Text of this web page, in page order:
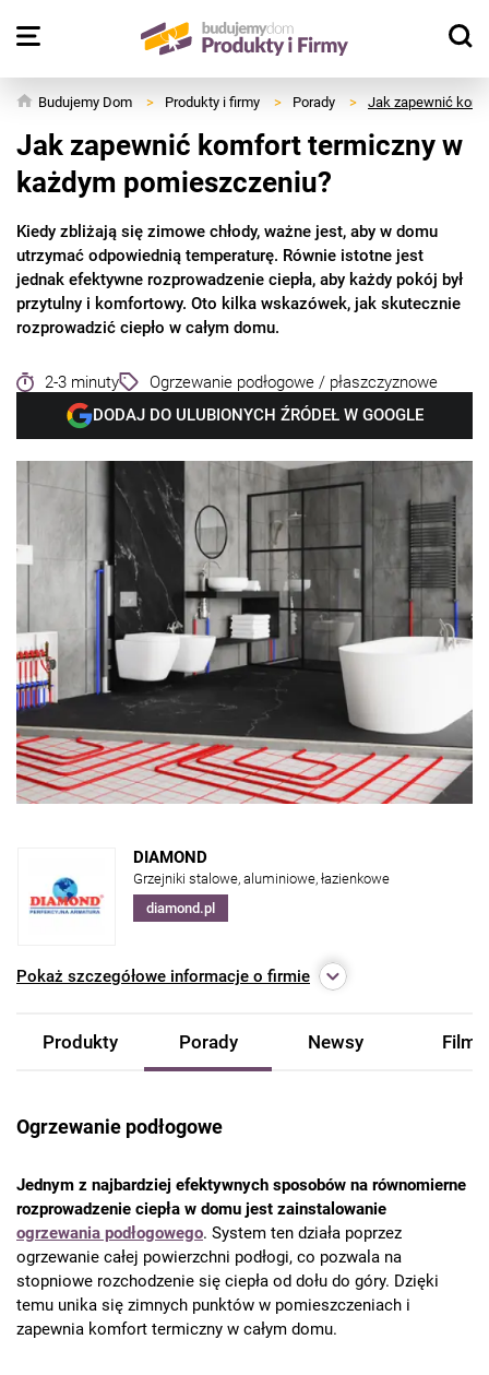
Budujemy Dom > Produkty i firmy > Porady > Jak zapewnić
Jak zapewnić komfort termiczny w
każdym pomieszczeniu?
Kiedy zbliżają się zimowe chłody, ważne jest, aby w domu
utrzymać odpowiednią temperaturę. Równie istotne jest
jednak efektywne rozprowadzenie ciepła, aby każdy pokój był
przytulny i komfortowy. Oto kilka wskazówek, jak skutecznie
rozprowadzić ciepło w całym domu.
2-3 minuty
Ogrzewanie podłogowe / płaszczyznowe
DODAJ DO ULUBIONYCH ŹRÓDEŁ W GOOGLE
DIAMOND
Grzejniki stalowe, aluminiowe, łazienkowe
diamond.pl
Pokaż szczegółowe informacje o firmie
Produkty Porady Newsy Filmy
Ogrzewanie podłogowe
Jednym z najbardziej efektywnych sposobów na równomierne
rozprowadzenie ciepła w domu jest zainstalowanie
ogrzewania podłogowego. System ten działa poprzez
ogrzewanie całej powierzchni podłogi, co pozwala na
stopniowe rozchodzenie się ciepła od dołu do góry. Dzięki
temu unika się zimnych punktów w pomieszczeniach i
zapewnia komfort termiczny w całym domu.